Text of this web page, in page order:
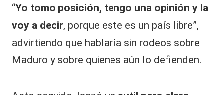
“Yo tomo posición, tengo una opinión y la
voy a decir, porque este es un país libre”,
advirtiendo que hablaría sin rodeos sobre
Maduro y sobre quienes aún lo defienden.